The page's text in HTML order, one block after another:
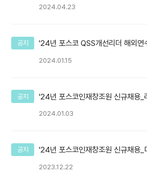
2024.04.23
공지
'24년 포스코 QSS개선리더 해외연
2024.01.15
공지
'24년 포스코인재창조원 신규채용_
2024.01.03
공지
'24년 포스코인재창조원 신규채용_
2023.12.22